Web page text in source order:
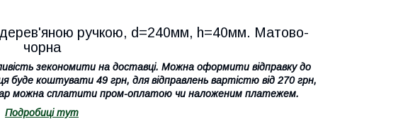
ручкою, d=240мм, h=40мм. Матово-
чорна
зекономити на доставці. Можна оформити відправку до
буде коштувати 49 грн, для відправлень вартістю від 270 грн,
можна сплатити пром-оплатою чи наложеним платежем.
Подробиці тут